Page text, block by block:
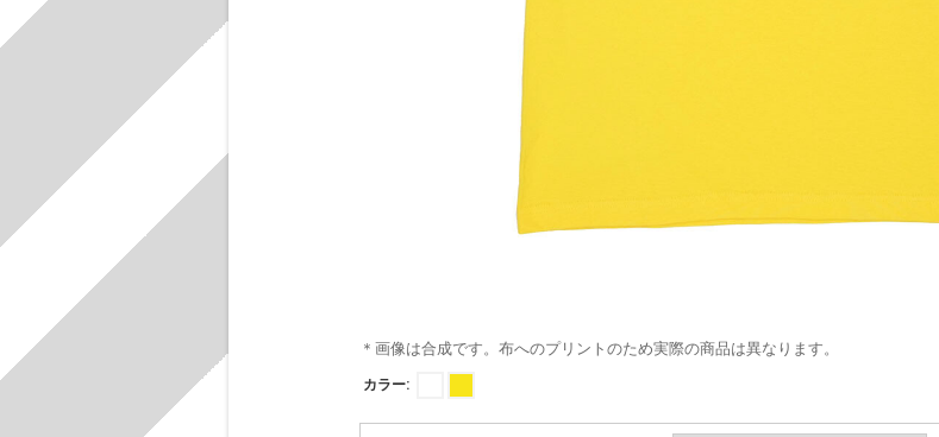
＊画像は合成です。布へのプリントのため実際の商品は異なります。
カラー: